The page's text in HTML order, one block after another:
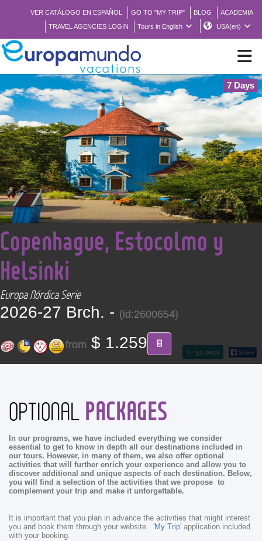
VER CATÁLOGO EN ESPAÑOL GO TO "MY TRIP" BLOG
ACADEMIA
TRAVEL AGENCIES LOGIN
Tours in English USA(en)
NEW
BROCHURE PDF
WHERE TO BUY
FEATURED
ABOUT US
7 Days
go back
<
Copenhague, Estocolmo y
Helsinki
Europa Nórdica Serie
2026-27 Brch. - (id:2600654)
from $ 1.259
OPTIONAL PACKAGES
In our programs, we have included everything we consider
essential to get to know in depth all our destinations included in
our tours. However, in many of them, we also offer optional
activities that will further enrich your experience and allow you to
discover additional and unique aspects of each destination. Below,
you will find a selection of the activities that we propose to
complement your trip and make it unforgettable.
It is important that you plan in advance the activities that might interest
you and book them through your website 'My Trip' application included
with your booking.